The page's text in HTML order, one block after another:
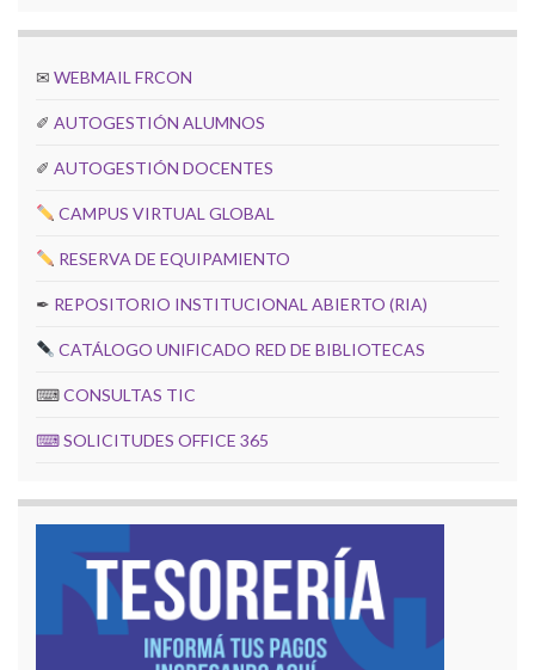
✉ WEBMAIL FRCON
✐ AUTOGESTIÓN ALUMNOS
✐ AUTOGESTIÓN DOCENTES
CAMPUS VIRTUAL GLOBAL
RESERVA DE EQUIPAMIENTO
✒ REPOSITORIO INSTITUCIONAL ABIERTO (RIA)
CATÁLOGO UNIFICADO RED DE BIBLIOTECAS
⌨CONSULTAS TIC
⌨SOLICITUDES OFFICE 365